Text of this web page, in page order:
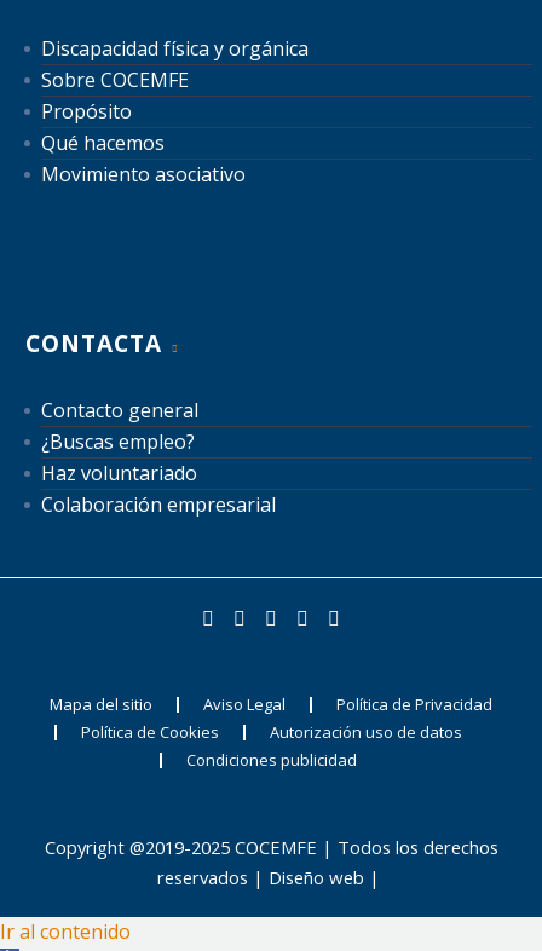
Discapacidad física y orgánica
Sobre COCEMFE
Propósito
Qué hacemos
Movimiento asociativo
CONTACTA
Contacto general
¿Buscas empleo?
Haz voluntariado
Colaboración empresarial
Mapa del sitio Aviso Legal
Política de Privacidad
Política de Cookies
Autorización uso de datos
Condiciones publicidad
Copyright @2019-2025 COCEMFE | Todos los derechos
reservados | Diseño web |
Ir al contenido